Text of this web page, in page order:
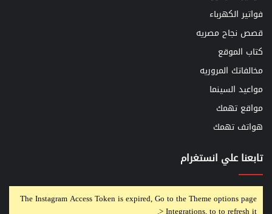
فواتير الكهرباء
قصص نجاح مصريه
كتاب الموقع
مخالفاتك المروريه
مواعيد السينما
مواقع تهمك
هواتف تهمك
تابعنا علي انستغرام
The Instagram Access Token is expired, Go to the Theme options page